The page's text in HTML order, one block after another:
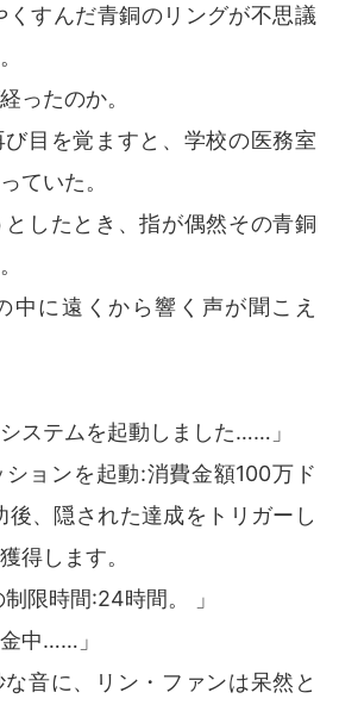
すんだ青銅のリングが不思議
ったのか。
び目を覚ますと、学校の医務室
ていた。
したとき、指が偶然その青銅
中に遠くから響く声が聞こえ
ステムを起動しました……」
ションを起動:消費金額100万ド
後、隠された達成をトリガーし
得します。
限時間:24時間。 」
中……」
音に、リン・ファンは呆然と